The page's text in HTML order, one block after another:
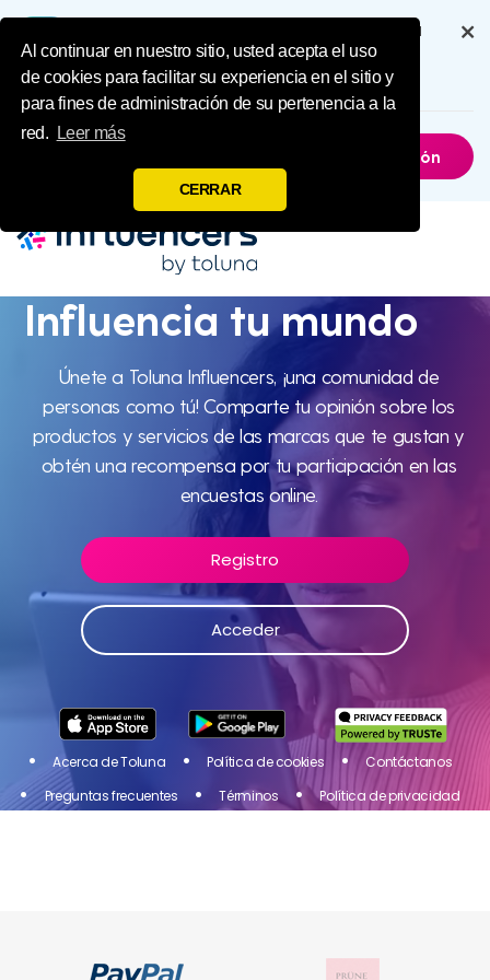
Al continuar en nuestro sitio, usted acepta el uso
de cookies para facilitar su experiencia en el sitio y
para fines de administración de su pertenencia a la
red.
Leer más
CERRAR
Influence Your
Disfruta de una experiencia completa
a través de nuestra aplicación
6.5MDescargas
Obtener La Aplicación
Influencia
tu mundo
Únete a Toluna Influencers, ¡una comunidad de
personas como tú! Comparte tu opinión sobre los
productos y servicios de las marcas que te gustan y
obtén una recompensa por tu participación en las
encuestas online.
Registro Acceder
Acerca de Toluna Política de cookies
Contáctanos
Preguntas frecuentes
Términos Política de privacidad
Influencia tu mundo
Únete a Toluna Influencers, ¡una comunidad de
personas como tú! Comparte tu opinión sobre los
productos y servicios de las marcas que te gustan y
obtén una recompensa por tu participación en las
encuestas online.
Registro
Acceder